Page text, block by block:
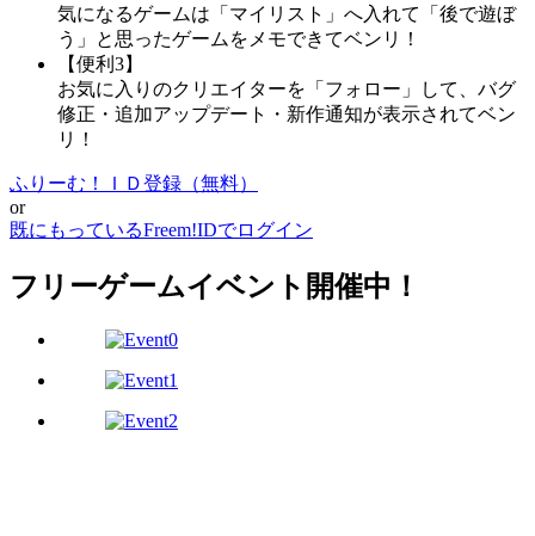
気になるゲームは「マイリスト」へ入れて「後で遊ぼ
う」と思ったゲームをメモできてベンリ！
【便利3】
お気に入りのクリエイターを「フォロー」して、バグ
修正・追加アップデート・新作通知が表示されてベン
リ！
ふりーむ！ＩＤ登録（無料）
or
既にもっているFreem!IDでログイン
フリーゲームイベント開催中！